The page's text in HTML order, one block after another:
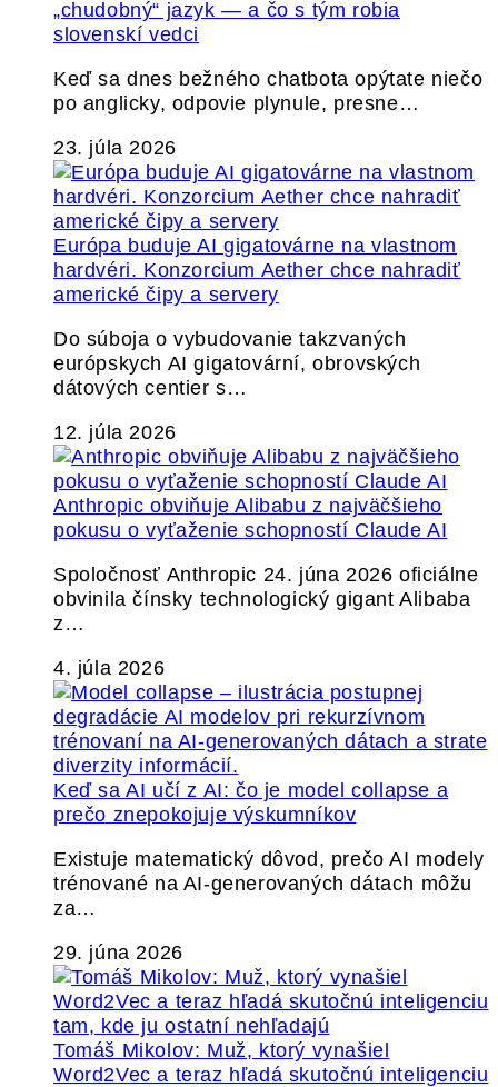
„chudobný“ jazyk — a čo s tým robia
slovenskí vedci
Keď sa dnes bežného chatbota opýtate niečo
po anglicky, odpovie plynule, presne…
23. júla 2026
Európa buduje AI gigatovárne na vlastnom
hardvéri. Konzorcium Aether chce nahradiť
americké čipy a servery
Do súboja o vybudovanie takzvaných
európskych AI gigatovární, obrovských
dátových centier s…
12. júla 2026
Anthropic obviňuje Alibabu z najväčšieho
pokusu o vyťaženie schopností Claude AI
Spoločnosť Anthropic 24. júna 2026 oficiálne
obvinila čínsky technologický gigant Alibaba
z…
4. júla 2026
Keď sa AI učí z AI: čo je model collapse a
prečo znepokojuje výskumníkov
Existuje matematický dôvod, prečo AI modely
trénované na AI-generovaných dátach môžu
za…
29. júna 2026
Tomáš Mikolov: Muž, ktorý vynašiel
Word2Vec a teraz hľadá skutočnú inteligenciu